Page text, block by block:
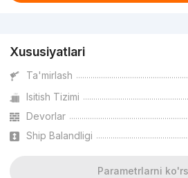
Xususiyatlari
Ta'mirlash
Isitish Tizimi
Devorlar
Ship Balandligi
Parametrlarni